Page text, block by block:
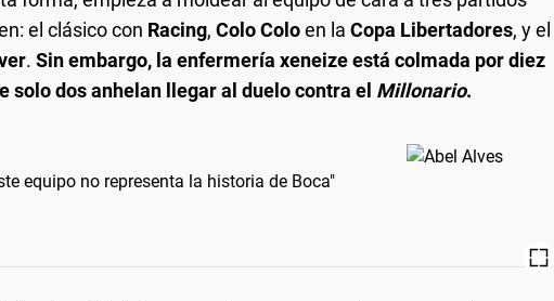
el clásico con Racing, Colo Coloen la Copa Libertadores, y el
. Sin embargo, la enfermería xeneize está colmada por diez
solo dos anhelan llegar al duelo contra el Millonario.
equipo no representa la historia de Boca"